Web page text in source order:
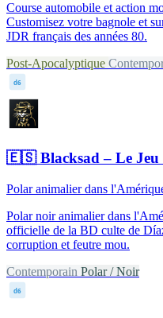
Course automobile et action
Customisez votre bagnole et
JDR français des années 80.
Post-Apocalyptique
d6
🇪🇸Blacksad – Le Jeu
Polar animalier dans
Polar noir animalier dans
officielle de la BD culte de
corruption et feutre mou.
Contemporain Polar / Noir
d6